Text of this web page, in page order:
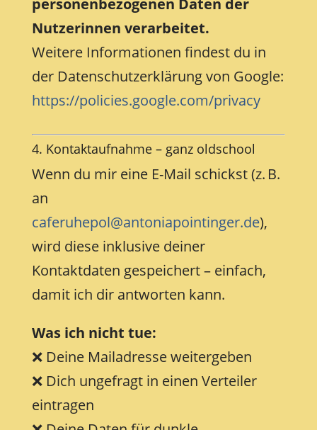
personenbezogenen Daten der
Nutzerinnen verarbeitet.
Weitere Informationen findest du in
der Datenschutzerklärung von Google:
https://policies.google.com/privacy
4. Kontaktaufnahme – ganz oldschool
Wenn du mir eine E-Mail schickst (z. B.
an
caferuhepol@antoniapointinger.de),
wird diese inklusive deiner
Kontaktdaten gespeichert – einfach,
damit ich dir antworten kann.
Was ich nicht tue:
❌ Deine Mailadresse weitergeben
❌ Dich ungefragt in einen Verteiler
eintragen